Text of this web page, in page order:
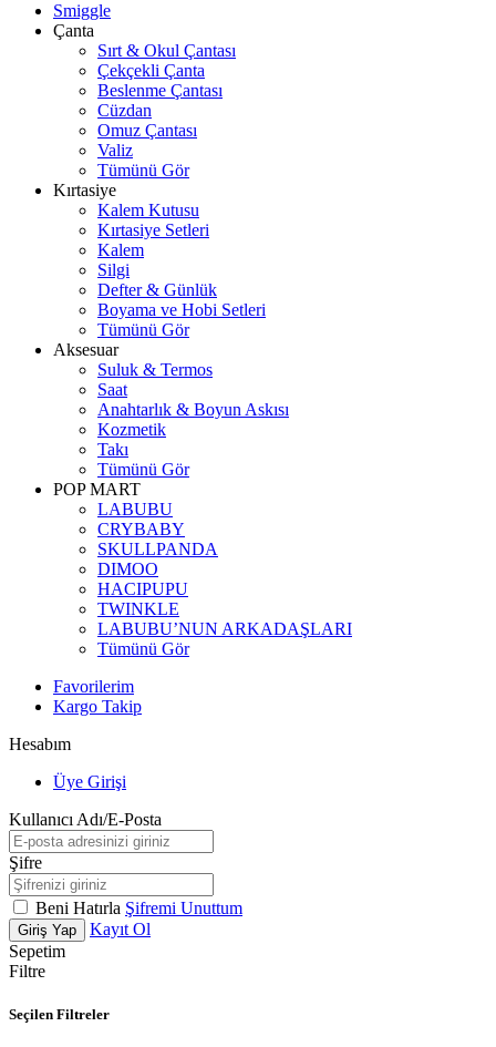
Smiggle
Çanta
Sırt & Okul Çantası
Çekçekli Çanta
Beslenme Çantası
Cüzdan
Omuz Çantası
Valiz
Tümünü Gör
Kırtasiye
Kalem Kutusu
Kırtasiye Setleri
Kalem
Silgi
Defter & Günlük
Boyama ve Hobi Setleri
Tümünü Gör
Aksesuar
Suluk & Termos
Saat
Anahtarlık & Boyun Askısı
Kozmetik
Takı
Tümünü Gör
POP MART
LABUBU
CRYBABY
SKULLPANDA
DIMOO
HACIPUPU
TWINKLE
LABUBU’NUN ARKADAŞLARI
Tümünü Gör
Favorilerim
Kargo Takip
Hesabım
Üye Girişi
Kullanıcı Adı/E-Posta
Şifre
Beni Hatırla Şifremi Unuttum
Giriş Yap
Kayıt Ol
Sepetim
Filtre
Seçilen Filtreler